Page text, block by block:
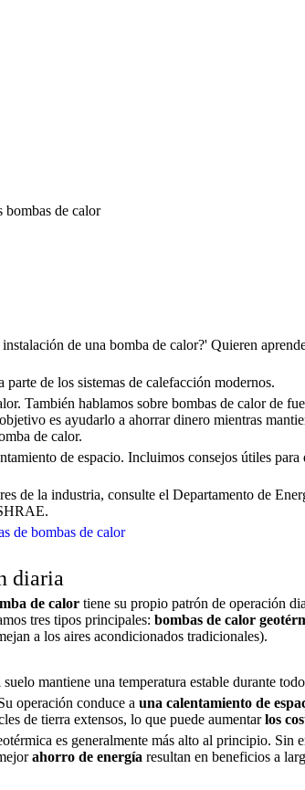
bombas de calor
de una bomba de calor?' Quieren
de los sistemas de calefacción modernos.
También hablamos sobre bombas de calor de
es ayudarlo a ahorrar dinero mientras
de calor.
de espacio. Incluimos consejos útiles
de la industria, consulte el Departamento de
de bombas de calor
diaria
de calor tiene su propio patrón de operación
tres tipos principales: bombas de calor
a los aires acondicionados tradicionales).
mantiene una temperatura estable durante
operación conduce a una calentamiento de
de tierra extensos, lo que puede aumentarlos
es generalmente más alto al principio. Sin
ahorro de energía resultan en beneficios a